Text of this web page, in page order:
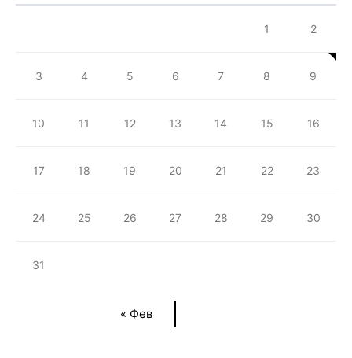
« Фев
1 2
3 4 5 6 7 8 9
10 11 12 13 14 15 16
17 18 19 20 21 22 23
24 25 26 27 28 29 30
31